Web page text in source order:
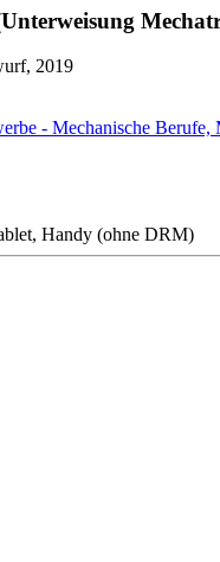
2019
- Mechanische Berufe,
Handy (ohne DRM)